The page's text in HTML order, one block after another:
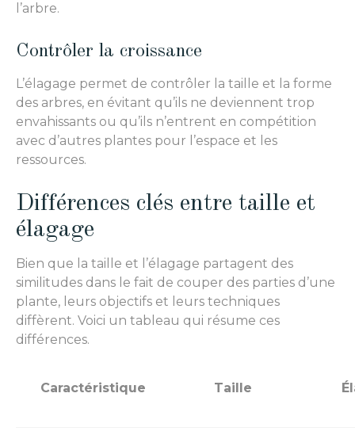
l’arbre.
Contrôler la croissance
L’élagage permet de contrôler la taille et la forme
des arbres, en évitant qu’ils ne deviennent trop
envahissants ou qu’ils n’entrent en compétition
avec d’autres plantes pour l’espace et les
ressources.
Différences clés entre taille et
élagage
Bien que la taille et l’élagage partagent des
similitudes dans le fait de couper des parties d’une
plante, leurs objectifs et leurs techniques
diffèrent. Voici un tableau qui résume ces
différences.
Caractéristique Taille